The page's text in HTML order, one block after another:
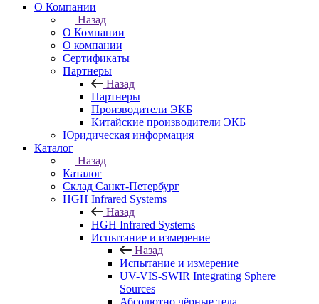
О Компании
Назад
О Компании
О компании
Сертификаты
Партнеры
Назад
Партнеры
Производители ЭКБ
Китайские производители ЭКБ
Юридическая информация
Каталог
Назад
Каталог
Cклад Санкт-Петербург
HGH Infrared Systems
Назад
HGH Infrared Systems
Испытание и измерение
Назад
Испытание и измерение
UV-VIS-SWIR Integrating Sphere
Sources
Абсолютно чёрные тела